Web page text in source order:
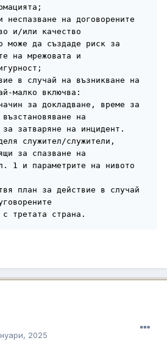
неспазване на договорените
и/или качество
може да създаде риск за
на мрежовата и
в случай на възникване на
малко включва:
за докладване, време за
на
затваряне на инцидент.
служител/служители,
за спазване на
1 и параметрите на нивото
план за действие в случай
третата страна.
2025